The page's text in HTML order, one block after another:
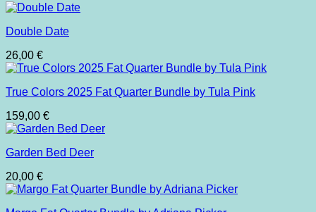
Double Date
26,00 €
True Colors 2025 Fat Quarter Bundle by Tula Pink
159,00 €
Garden Bed Deer
20,00 €